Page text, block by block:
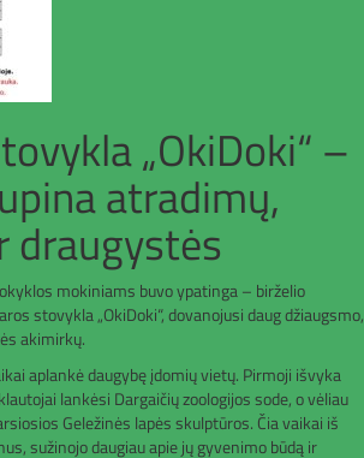
„OkiDoki“ –
atradimų,
draugystės
mokiniams buvo ypatinga – birželio
stovykla „OkiDoki“, dovanojusi daug džiaugsmo,
akimirkų.
aplankė daugybę įdomių vietų. Pirmoji išvyka
lankėsi Dargaičių zoologijos sode, o vėliau
Geležinės lapės skulptūros. Čia vaikai iš
sužinojo daugiau apie jų gyvenimo būdą ir